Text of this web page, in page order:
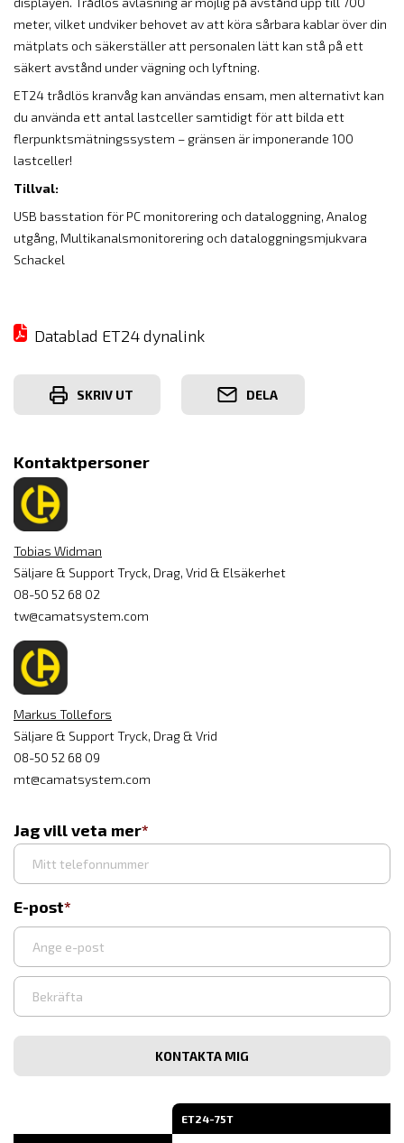
meter, vilket undviker behovet av att köra sårbara kablar över din
mätplats och säkerställer att personalen lätt kan stå på ett
säkert avstånd under vägning och lyftning.
ET24 trådlös kranvåg kan användas ensam, men alternativt kan
du använda ett antal lastceller samtidigt för att bilda ett
flerpunktsmätningssystem – gränsen är imponerande 100
lastceller!
Tillval:
USB basstation för PC monitorering och dataloggning, Analog
utgång, Multikanalsmonitorering och dataloggningsmjukvara
Schackel
Datablad ET24 dynalink
SKRIV UT DELA
Kontaktpersoner
Tobias Widman
Säljare & Support Tryck, Drag, Vrid & Elsäkerhet
08-50 52 68 02
tw@camatsystem.com
Markus Tollefors
Säljare & Support Tryck, Drag & Vrid
08-50 52 68 09
mt@camatsystem.com
Jag vill veta mer
E-post
Ange
e-
Bekräfta
post
ET24-75T